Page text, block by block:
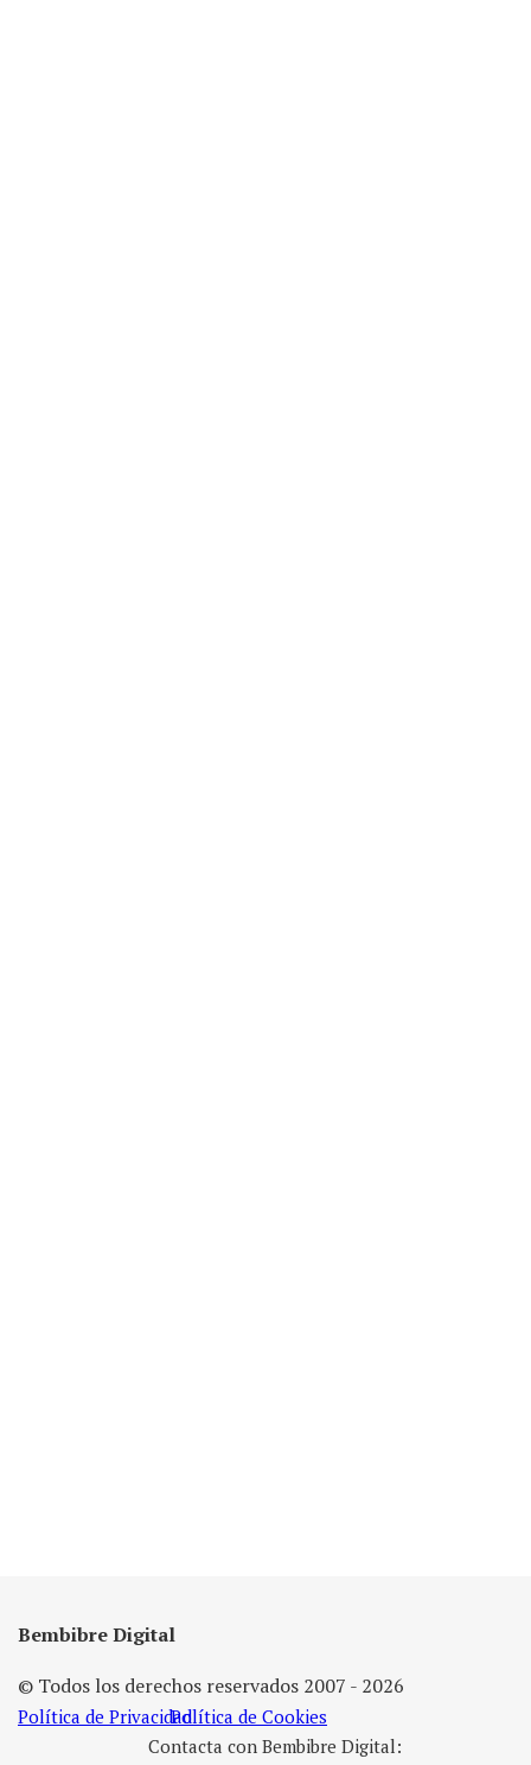
Bembibre Digital
© Todos los derechos reservados 2007 - 2026
Política de PrivacidadPolítica de Cookies
Contacta con Bembibre Digital: